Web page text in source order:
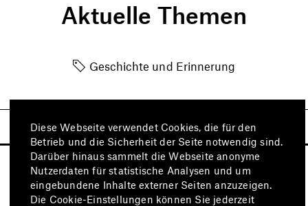
Aktuelle Themen
Geschichte und Erinnerung
Diese Webseite verwendet Cookies, die für den
Betrieb und die Sicherheit der Seite notwendig sind.
Darüber hinaus sammelt die Webseite anonyme
Nutzerdaten für statistische Analysen und um
eingebundene Inhalte externer Seiten anzuzeigen.
Die Cookie-Einstellungen können Sie jederzeit